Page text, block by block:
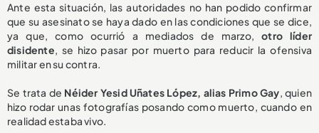
Ante esta situación, las autoridades no han podido confirmar
que su asesinato se haya dado en las condiciones que se dice,
ya que, como ocurrió a mediados de marzo,otro líder
disidente, se hizo pasar por muerto para reducir la ofensiva
militar en su contra.
Se trata de Néider Yesid Uñates López, alias Primo Gay, quien
hizo rodar unas fotografías posando como muerto, cuando en
realidad estaba vivo.